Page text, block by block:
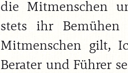
die Mitmenschen
stets ihr Bemühen
Mitmenschen gilt,
Berater und Führer